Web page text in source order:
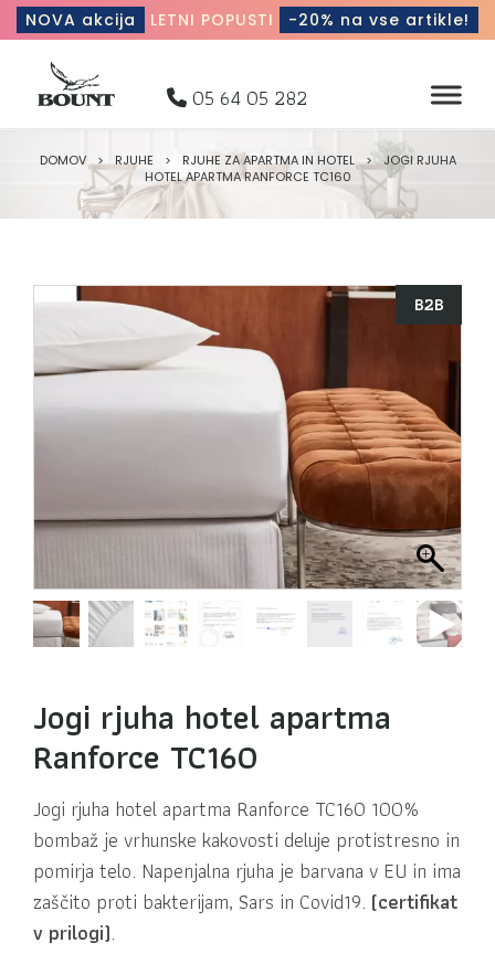
NOVA akcija LETNI POPUSTI -20% na vse artikle!
05 64 05 282
DOMOV > RJUHE > RJUHE ZA APARTMA IN HOTEL >
JOGI RJUHA
HOTEL APARTMA RANFORCE TC160
B2B
Jogi rjuha hotel apartma
Ranforce TC160
Jogi rjuha hotel apartma Ranforce TC160 100%
bombaž je vrhunske kakovosti deluje protistresno in
pomirja telo. Napenjalna rjuha je barvana v EU in ima
zaščito proti bakterijam, Sars in Covid19. (certifikat
v prilogi).